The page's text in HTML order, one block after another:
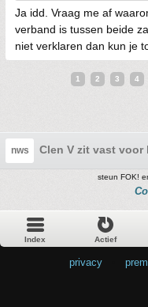
Ja idd. Vraag me af
verband is tussen beide
niet verklaren dan kun je
1 2 3 4
nws Clen V zit vast
steun FOK!
Index Actief
privacy